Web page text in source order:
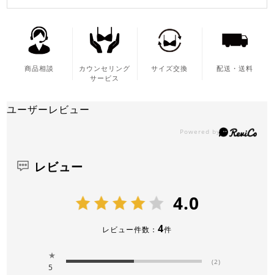
商品相談
カウンセリング
サービス
サイズ交換 配送・送料
ユーザーレビュー
レビュー
4.0
レビュー件数： 4件
★
5
(2)